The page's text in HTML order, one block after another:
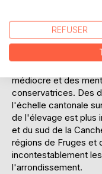
notamment
département. Les
que dans les régions
résulte
médiocre et des
conservatrices. Des
l'échelle cantonale
de l'élevage est plus
et du sud de la
régions de Fruges et
incontestablement
l'arrondissement.
REFUSER